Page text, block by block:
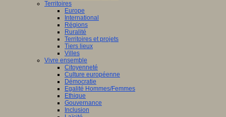
Territoires
Europe
International
Régions
Ruralité
Territoires et projets
Tiers lieux
Villes
Vivre ensemble
Citoyenneté
Culture européenne
Démocratie
Egalité Hommes/Femmes
Ethique
Gouvernance
Inclusion